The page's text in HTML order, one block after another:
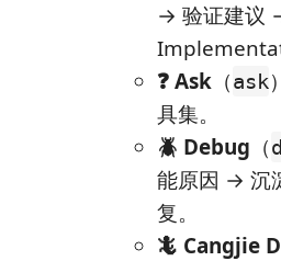
→ 验证建议
❓ Ask （ask
具集。
🪲 Debug （
能原因 → 沉
复。
🦎 Cangjie